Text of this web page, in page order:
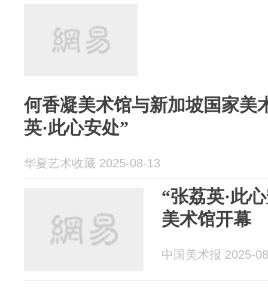
何香凝美术馆与新加坡国家美
英·此心安处”
华夏艺术收藏 2025-08-13
“张荔英·此
美术馆开幕
中国美术报 2025-